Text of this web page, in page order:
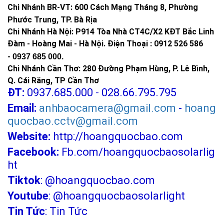
Chi Nhánh BR-VT: 600 Cách Mạng Tháng 8, Phường
Phước Trung, TP. Bà Rịa
Chi Nhánh Hà Nội: P914 Tòa Nhà CT4C/X2 KĐT Bắc Linh
Đàm - Hoàng Mai - Hà Nội. Điện Thoại : 0912 526 586
- 0937 685 000.
Chi Nhánh Cần Thơ: 280 Đường Phạm Hùng, P. Lê Bình,
Q. Cái Răng, TP Cần Thơ
ĐT: 0937.685.000 - 028.66.795.795
Email: anhbaocamera@gmail.com - hoang
quocbao.cctv@gmail.com
Website: http://hoangquocbao.com
Facebook: Fb.com/hoangquocbaosolarlig
ht
Tiktok: @hoangquocbao.com
Youtube: @hoangquocbaosolarlight
Tin Tức: Tin Tức